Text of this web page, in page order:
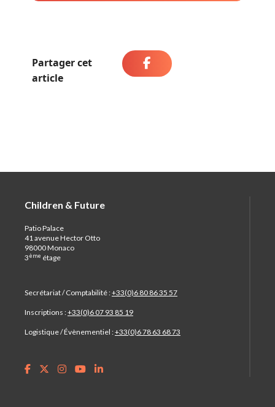
Partager cet
article
Children & Future
Patio Palace
41 avenue Hector Otto
98000 Monaco
3ème étage
Secrétariat / Comptabilité :+33(0)6 80 86 35 57
Inscriptions :+33(0)6 07 93 85 19
Logistique / Évènementiel :+33(0)6 78 63 68 73